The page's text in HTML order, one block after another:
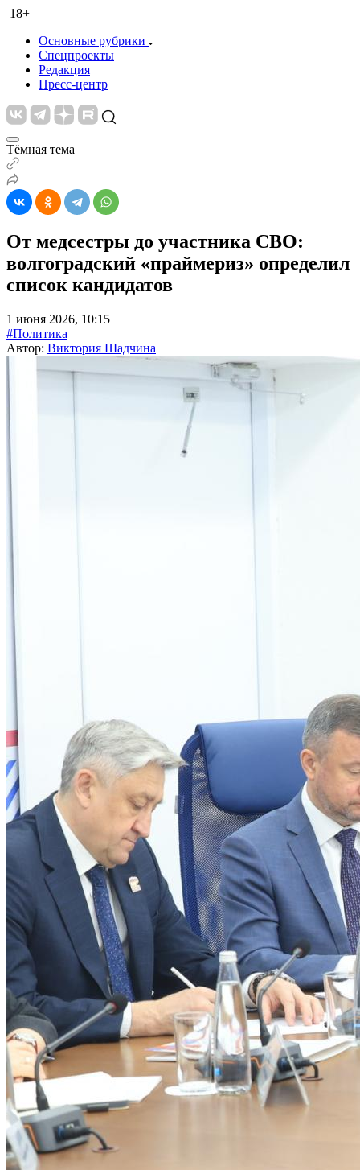
18+
Основные рубрики
Спецпроекты
Редакция
Пресс-центр
Тёмная тема
От медсестры до участника СВО:
волгоградский «праймериз» определил
список кандидатов
1 июня 2026, 10:15
#Политика
Автор: Виктория Шадчина